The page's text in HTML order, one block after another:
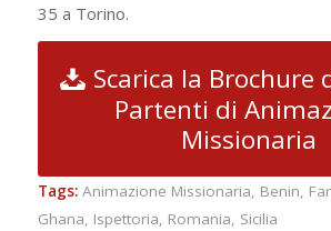
35 a Torino.
Scarica la Brochure
Partenti di
Missionaria
Tags: Animazione Missionaria, Benin,
Ghana, Ispettoria, Romania, Sicilia